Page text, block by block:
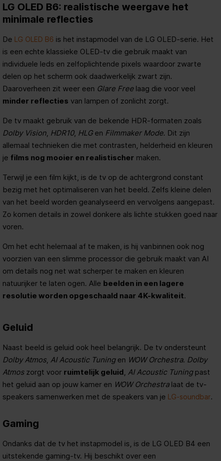
LG OLED B6: realistische weergave het
minimale reflecties
De LG OLED B6 is het instapmodel van de LG OLED-serie. Het
is een echte klassieke OLED-tv die gebruik maakt van
individuele leds en zelfoplichtende pixels waardoor zwarte
delen op het scherm ook daadwerkelijk zwart zijn.
Daaroverheen zit weer een Glare Free laag die voor veel
minder reflecties van lampen of zonlicht zorgt.
De tv maakt gebruik van de bekende HDR-formaten zoals
Dolby Vision, HDR10, HLGen Filmmaker Mode. Dit zijn
allemaal technieken die met contrasten, helderheid en kleuren
je films nog mooier en realistischer maken.
Terwijl je een film kijkt, is de tv op de achtergrond constant
bezig met het optimaliseren van het beeld. Zelfs kleine delen
van het beeld worden geanalyseerd en vervolgens aangepast.
Zo komen details in zowel donkere als lichte stukken goed naar
voren.
Om het echt helemaal af te maken, is hij vanbinnen ook nog
voorzien van een slimme processor die gebruik maakt van AI
om details nog net wat scherper te maken en kleuren
natuurijker te laten ogen. Alle beelden in een lagere
resolutie worden opgeschaald naar 4K-kwaliteit.
Geluid
Naast beeld is geluid ook heel belangrijk. De tv ondersteunt
Dolby Atmos, AI Acoustic Tuningen WOW Orchestra. Dolby
Atmos zorgt voor ruimtelijk geluid, AI Acoustic Tuningpast
het geluid aan op jouw kamer en WOW Orchestralaat de tv-
speakers samenwerken met de speakers van je LG-soundbar.
Gaming
Ondanks dat de tv het instapmodel is, is de LG OLED B4 een
uitstekende gaming-tv. Hij beschikt over een